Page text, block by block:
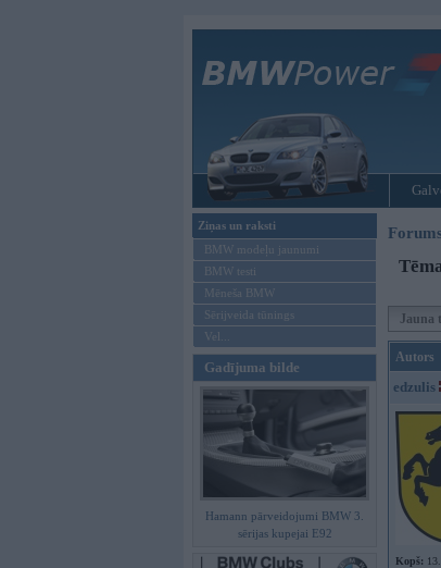
Ziņas un raksti
BMW modeļu jaunumi
BMW testi
Mēneša BMW
Sērijveida tūnings
Vel...
Gadījuma bilde
Hamann pārveidojumi BMW 3.
sērijas kupejai E92
Forums
Jauna
Autors
edzulis
Kopš: